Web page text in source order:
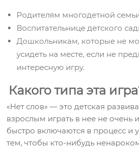
Родителям многодетной
Воспитательнице детского
Дошкольникам, которые не
усидеть на месте, если не
интересную игру.
Какого типа эта
«Нет слов» — это детская
взрослым играть в нее не очень
быстро включаются в процесс и
тем, чтобы кто-нибудь